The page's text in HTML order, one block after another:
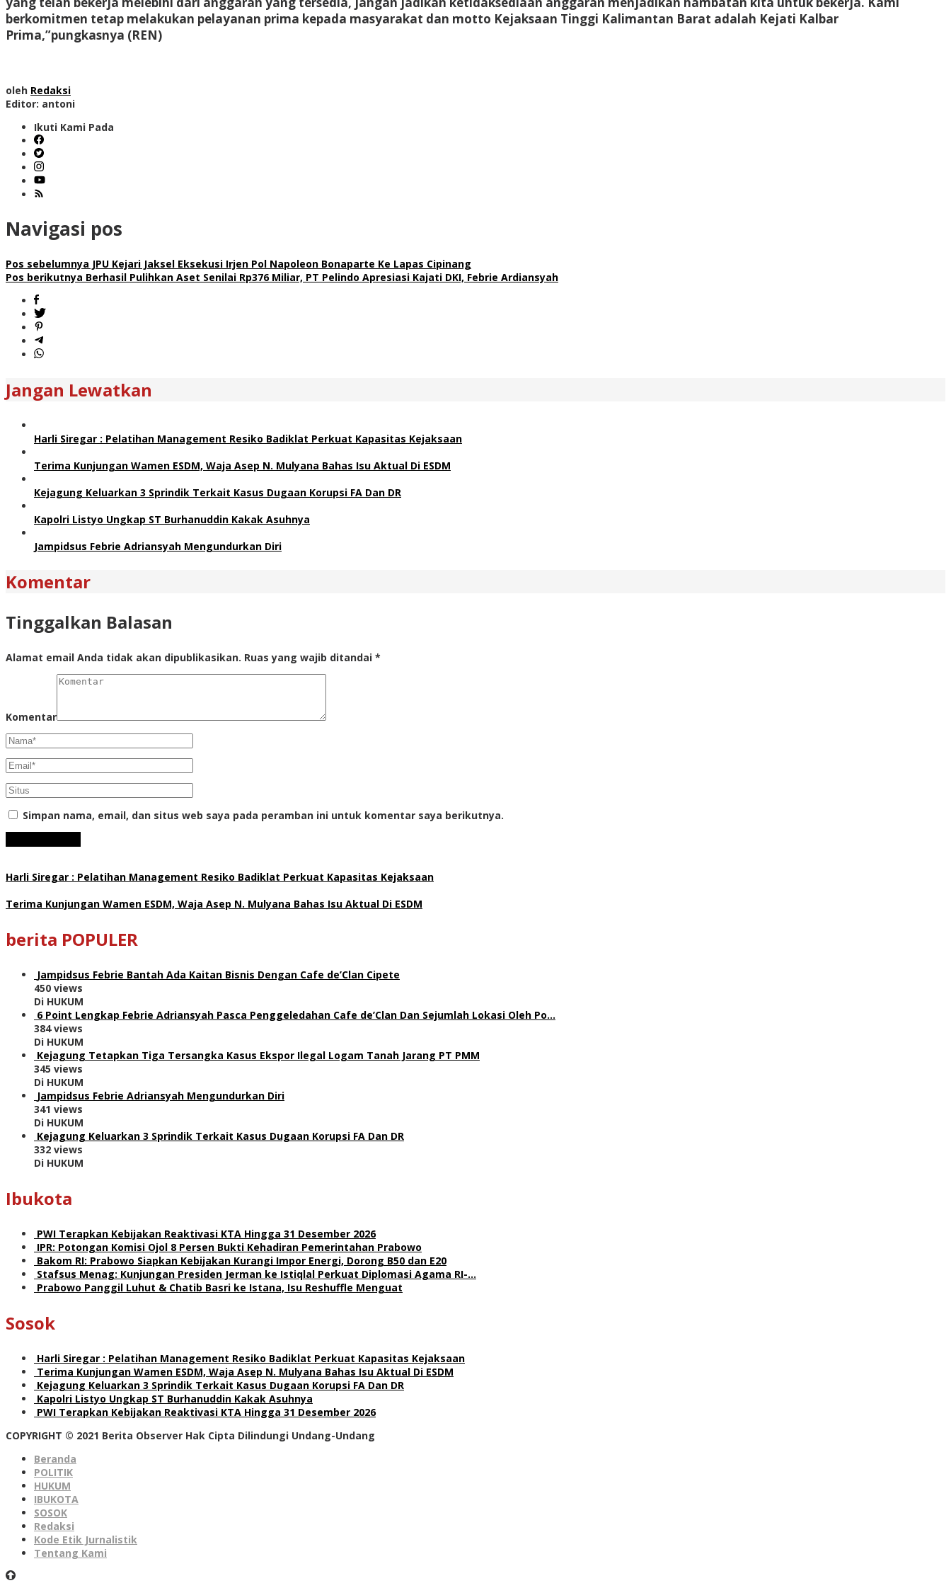
berkomitmen tetap melakukan pelayanan prima kepada masyarakat dan motto Kejaksaan Tinggi Kalimantan Barat adalah Kejati Kalbar
Prima,”pungkasnya (REN)
oleh Redaksi
Editor: antoni
Ikuti Kami Pada
Navigasi pos
Pos sebelumnya JPU Kejari Jaksel Eksekusi Irjen Pol Napoleon Bonaparte Ke Lapas Cipinang
Pos berikutnya Berhasil Pulihkan Aset Senilai Rp376 Miliar, PT Pelindo Apresiasi Kajati DKI, Febrie Ardiansyah
Jangan Lewatkan
Harli Siregar : Pelatihan Management Resiko Badiklat Perkuat Kapasitas Kejaksaan
Terima Kunjungan Wamen ESDM, Waja Asep N. Mulyana Bahas Isu Aktual Di ESDM
Kejagung Keluarkan 3 Sprindik Terkait Kasus Dugaan Korupsi FA Dan DR
Kapolri Listyo Ungkap ST Burhanuddin Kakak Asuhnya
Jampidsus Febrie Adriansyah Mengundurkan Diri
Komentar
Tinggalkan Balasan
Alamat email Anda tidak akan dipublikasikan. Ruas yang wajib ditandai *
Komentar
Simpan nama, email, dan situs web saya pada peramban ini untuk komentar saya berikutnya.
Harli Siregar : Pelatihan Management Resiko Badiklat Perkuat Kapasitas Kejaksaan
Terima Kunjungan Wamen ESDM, Waja Asep N. Mulyana Bahas Isu Aktual Di ESDM
berita POPULER
Jampidsus Febrie Bantah Ada Kaitan Bisnis Dengan Cafe de’Clan Cipete
450 views
Di HUKUM
6 Point Lengkap Febrie Adriansyah Pasca Penggeledahan Cafe de’Clan Dan Sejumlah Lokasi Oleh Po…
384 views
Di HUKUM
Kejagung Tetapkan Tiga Tersangka Kasus Ekspor Ilegal Logam Tanah Jarang PT PMM
345 views
Di HUKUM
Jampidsus Febrie Adriansyah Mengundurkan Diri
341 views
Di HUKUM
Kejagung Keluarkan 3 Sprindik Terkait Kasus Dugaan Korupsi FA Dan DR
332 views
Di HUKUM
Ibukota
PWI Terapkan Kebijakan Reaktivasi KTA Hingga 31 Desember 2026
IPR: Potongan Komisi Ojol 8 Persen Bukti Kehadiran Pemerintahan Prabowo
Bakom RI: Prabowo Siapkan Kebijakan Kurangi Impor Energi, Dorong B50 dan E20
Stafsus Menag: Kunjungan Presiden Jerman ke Istiqlal Perkuat Diplomasi Agama RI-…
Prabowo Panggil Luhut & Chatib Basri ke Istana, Isu Reshuffle Menguat
Sosok
Harli Siregar : Pelatihan Management Resiko Badiklat Perkuat Kapasitas Kejaksaan
Terima Kunjungan Wamen ESDM, Waja Asep N. Mulyana Bahas Isu Aktual Di ESDM
Kejagung Keluarkan 3 Sprindik Terkait Kasus Dugaan Korupsi FA Dan DR
Kapolri Listyo Ungkap ST Burhanuddin Kakak Asuhnya
PWI Terapkan Kebijakan Reaktivasi KTA Hingga 31 Desember 2026
COPYRIGHT © 2021 Berita Observer Hak Cipta Dilindungi Undang-Undang
Beranda
POLITIK
HUKUM
IBUKOTA
SOSOK
Redaksi
Kode Etik Jurnalistik
Tentang Kami